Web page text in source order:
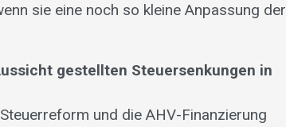
sie eine noch so kleine Anpassung der
gestellten Steuersenkungen in
und die AHV-Finanzierung